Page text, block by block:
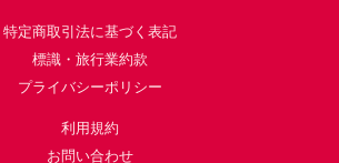
特定商取引法に基づく表記
標識・旅行業約款
プライバシーポリシー
利用規約
お問い合わせ